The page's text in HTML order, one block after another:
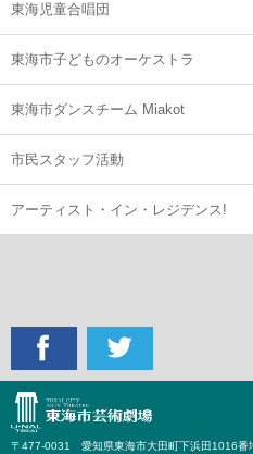
東海児童合唱団
東海市子どものオーケストラ
東海市ダンスチーム Miakot
市民スタッフ活動
アーティスト・イン・レジデンス!
〒477-0031 愛知県東海市大田町下浜田1016番